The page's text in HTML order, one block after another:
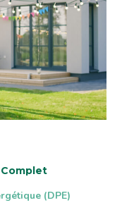
Complet
(DPE)